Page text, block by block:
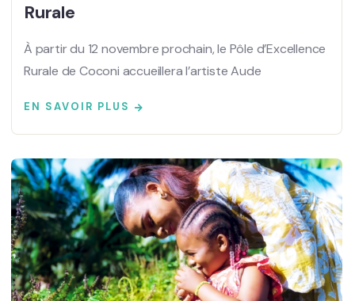
Rurale
À partir du 12 novembre prochain, le Pôle d’Excellence
Rurale de Coconi accueillera l’artiste Aude
EN SAVOIR PLUS